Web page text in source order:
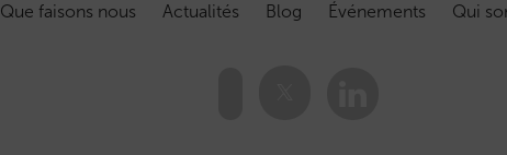
Que faisons nous Actualités Blog Événements Qui